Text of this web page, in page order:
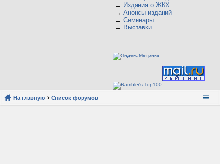
→ Издания о ЖКХ
→ Анонсы изданий
→ Семинары
→ Выставки
На главную Список форумов